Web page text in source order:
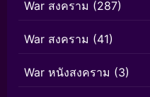
War สงคราม (287)
War สงคราม (41)
War หนังสงคราม (3)